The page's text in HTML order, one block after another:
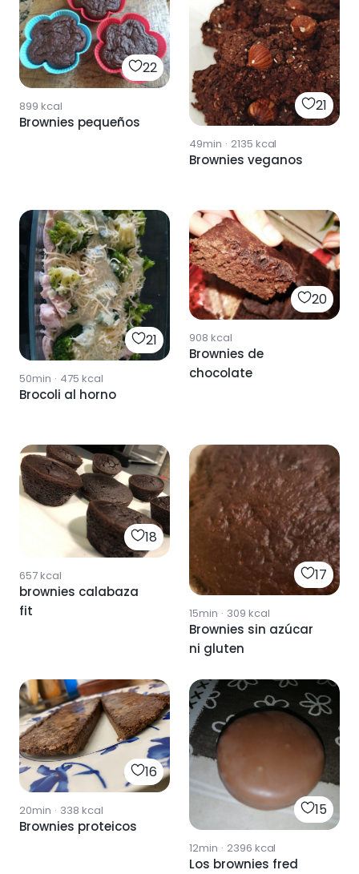
22
899 kcal
Brownies pequeños
21
49min · 2135 kcal
Brownies veganos
21
50min · 475 kcal
Brocoli al horno
20
908 kcal
Brownies de
chocolate
18
657kcal
brownies calabaza
fit
17
15min · 309 kcal
Brownies sin azúcar
ni gluten
16
20min · 338 kcal
Brownies proteicos
15
12min · 2396 kcal
Los brownies fred